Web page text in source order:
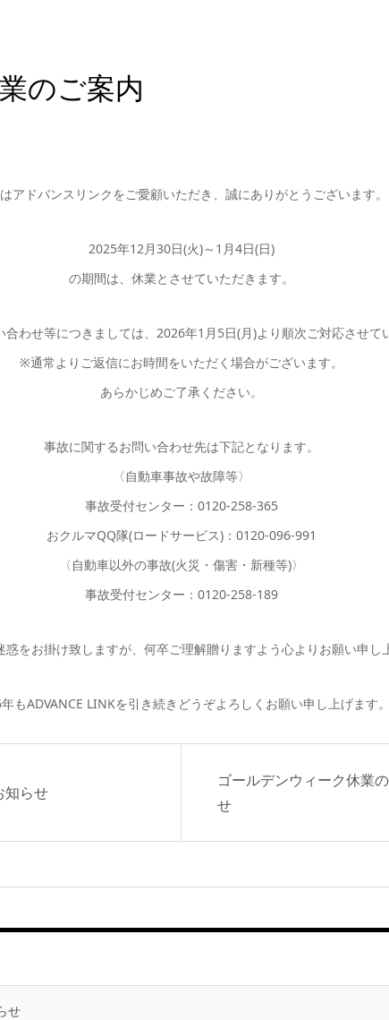
のご案内
アドバンスリンクをご愛顧いただき、誠にありがとうございます。
2025年12月30日(火)～1月4日(日)
の期間は、休業とさせていただきます。
わせ等につきましては、2026年1月5日(月)より順次ご対応させて
※通常よりご返信にお時間をいただく場合がございます。
あらかじめご了承ください。
事故に関するお問い合わせ先は下記となります。
〈自動車事故や故障等〉
事故受付センター：0120-258-365
おクルマQQ隊(ロードサービス)：0120-096-991
〈自動車以外の事故(火災・傷害・新種等)〉
事故受付センター：0120-258-189
惑をお掛け致しますが、何卒ご理解贈りますよう心よりお願い申し
もADVANCE LINKを引き続きどうぞよろしくお願い申し上げます。
知らせ
ゴールデンウィーク休業
せ
せ